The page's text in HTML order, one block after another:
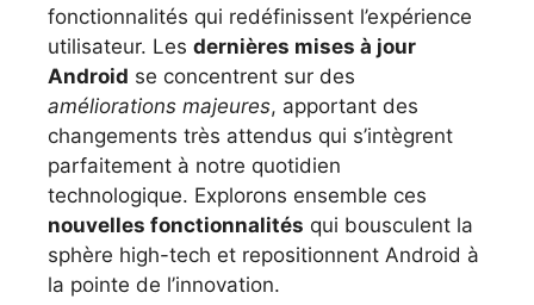
fonctionnalités qui redéfinissent l’expérience
utilisateur. Les dernières mises à jour
Android se concentrent sur des
améliorations majeures, apportant des
changements très attendus qui s’intègrent
parfaitement à notre quotidien
technologique. Explorons ensemble ces
nouvelles fonctionnalités qui bousculent la
sphère high-tech et repositionnent Android à
la pointe de l’innovation.